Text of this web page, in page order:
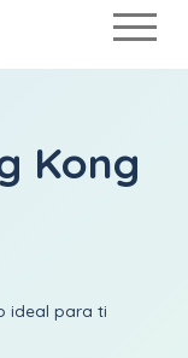
Kong
ideal para ti